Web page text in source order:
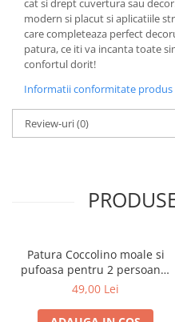
cat si drept cuvertura sau
modern si placut si aplicatiile
care completeaza perfect
patura, ce iti va incanta toate
confortul dorit!
Informatii conformitate produs
Review-uri(0)
Patura Coccolino moale si
pufoasa pentru 2 persoane,
200X230 cm, Verde
49,00 Lei